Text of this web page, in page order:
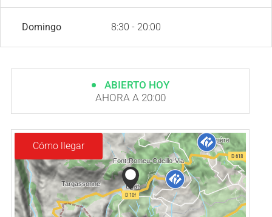
Domingo 8:30 - 20:00
ABIERTO HOY
AHORA A 20:00
Cómo llegar